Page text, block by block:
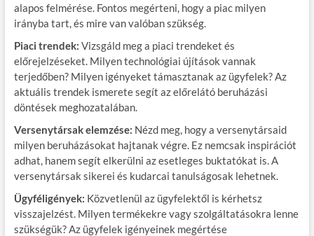
alapos felmérése. Fontos megérteni, hogy a piac milyen
irányba tart, és mire van valóban szükség.
Piaci trendek: Vizsgáld meg a piaci trendeket és
előrejelzéseket. Milyen technológiai újítások vannak
terjedőben? Milyen igényeket támasztanak az ügyfelek? Az
aktuális trendek ismerete segít az előrelátó beruházási
döntések meghozatalában.
Versenytársak elemzése: Nézd meg, hogy a versenytársaid
milyen beruházásokat hajtanak végre. Ez nemcsak inspirációt
adhat, hanem segít elkerülni az esetleges buktatókat is. A
versenytársak sikerei és kudarcai tanulságosak lehetnek.
Ügyféligények: Közvetlenül az ügyfelektől is kérhetsz
visszajelzést. Milyen termékekre vagy szolgáltatásokra lenne
szükségük? Az ügyfelek igényeinek megértése